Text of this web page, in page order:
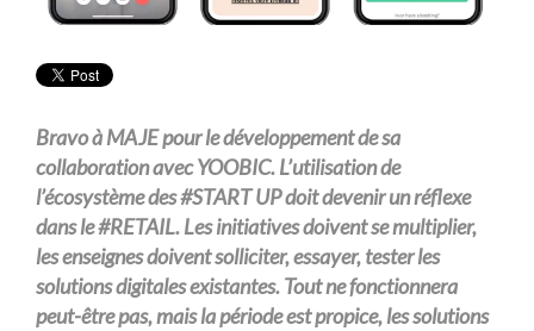
Bravo à MAJE pour le développement de sa
collaboration avec YOOBIC. L’utilisation de
l’écosystème des #START UP doit devenir un réflexe
dans le #RETAIL. Les initiatives doivent se multiplier,
les enseignes doivent solliciter, essayer, tester les
solutions digitales existantes. Tout ne fonctionnera
peut-être pas, mais la période est propice, les solutions